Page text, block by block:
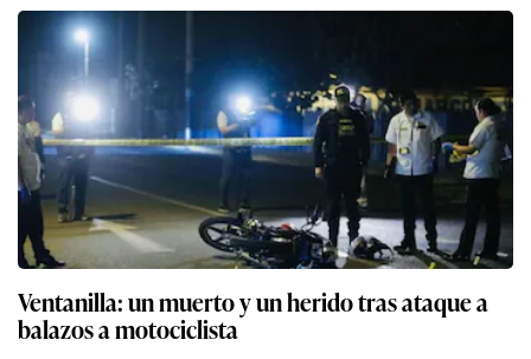
Ventanilla: un muerto y un herido tras ataque a
balazos a motociclista